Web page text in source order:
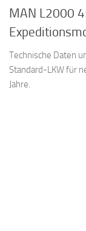
MAN L2000
Technische Daten
Standard-LKW für
Jahre.